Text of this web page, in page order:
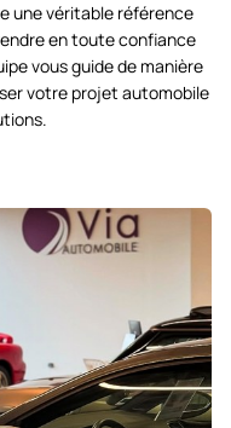
une véritable référence
en toute confiance
vous guide de manière
votre projet automobile